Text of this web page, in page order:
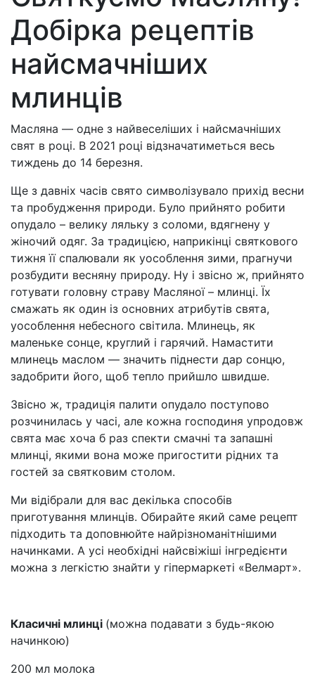
Добірка рецептів
найсмачніших
млинців
Масляна — одне з найвеселіших і найсмачніших
свят в році. В 2021 році відзначатиметься весь
тиждень до 14 березня.
Ще з давніх часів свято символізувало прихід весни
та пробудження природи. Було прийнято робити
опудало – велику ляльку з соломи, вдягнену у
жіночий одяг. За традицією, наприкінці святкового
тижня її спалювали як уособлення зими, прагнучи
розбудити весняну природу. Ну і звісно ж, прийнято
готувати головну страву Масляної – млинці. Їх
смажать як один із основних атрибутів свята,
уособлення небесного світила. Млинець, як
маленьке сонце, круглий і гарячий. Намастити
млинець маслом — значить піднести дар сонцю,
задобрити його, щоб тепло прийшло швидше.
Звісно ж, традиція палити опудало поступово
розчинилась у часі, але кожна господиня упродовж
свята має хоча б раз спекти смачні та запашні
млинці, якими вона може пригостити рідних та
гостей за святковим столом.
Ми відібрали для вас декілька способів
приготування млинців. Обирайте який саме рецепт
підходить та доповнюйте найрізноманітнішими
начинками. А усі необхідні найсвіжіші інгредієнти
можна з легкістю знайти у гіпермаркеті «Велмарт».
Класичні млинці (можна подавати з будь-якою
начинкою)
200 мл молока